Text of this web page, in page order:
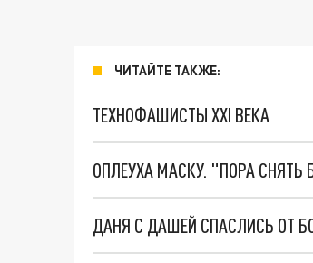
ЧИТАЙТЕ ТАКЖЕ:
ТЕХНОФАШИСТЫ XXI ВЕКА
ОПЛЕУХА МАСКУ. "ПОРА СНЯТЬ
ДАНЯ С ДАШЕЙ СПАСЛИСЬ ОТ